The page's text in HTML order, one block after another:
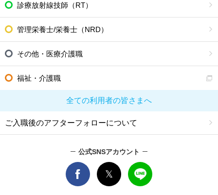
診療放射線技師（RT）
管理栄養士/栄養士（NRD）
その他・医療介護職
福祉・介護職
全ての利用者の皆さまへ
ご入職後のアフターフォローについて
公式SNSアカウント